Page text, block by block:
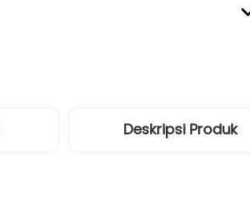
Deskripsi Produk